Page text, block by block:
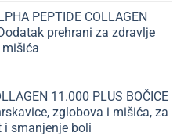
PEPTIDE COLLAGEN
prehrani za zdravlje
11.000 PLUS BOČICE
zglobova i mišića, za
smanjenje boli